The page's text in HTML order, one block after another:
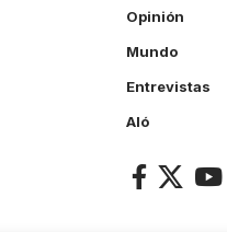
Opinión
Mundo
Entrevistas
Aló